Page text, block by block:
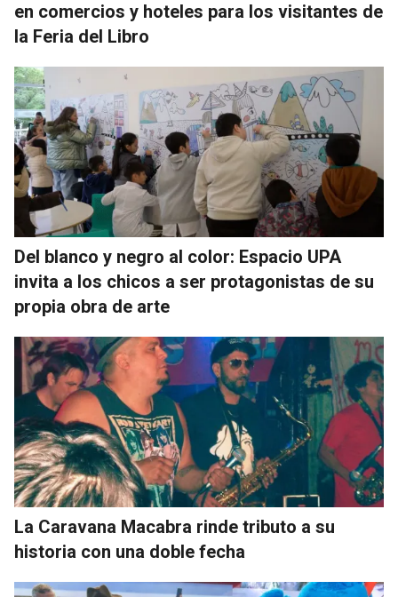
en comercios y hoteles para los visitantes de
la Feria del Libro
Del blanco y negro al color: Espacio UPA
invita a los chicos a ser protagonistas de su
propia obra de arte
La Caravana Macabra rinde tributo a su
historia con una doble fecha